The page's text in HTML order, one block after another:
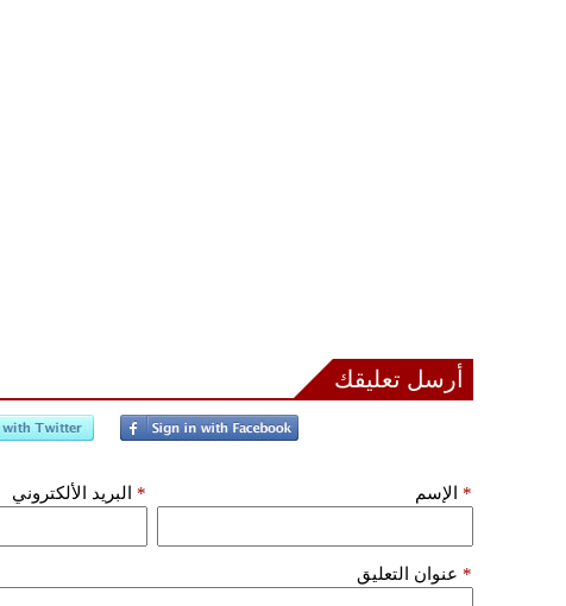
أرسل تعليقك
الإسم * البريد الألكتروني *
عنوان التعليق *